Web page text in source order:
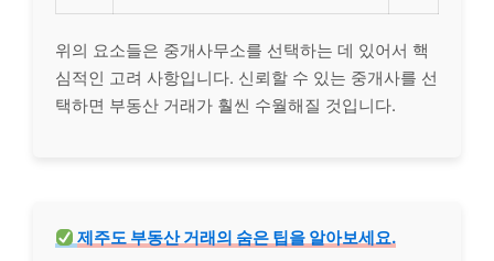
위의 요소들은 중개사무소를 선택하는 데 있어서 핵
심적인 고려 사항입니다. 신뢰할 수 있는 중개사를 선
택하면 부동산 거래가 훨씬 수월해질 것입니다.
제주도 부동산 거래의 숨은 팁을 알아보세요.